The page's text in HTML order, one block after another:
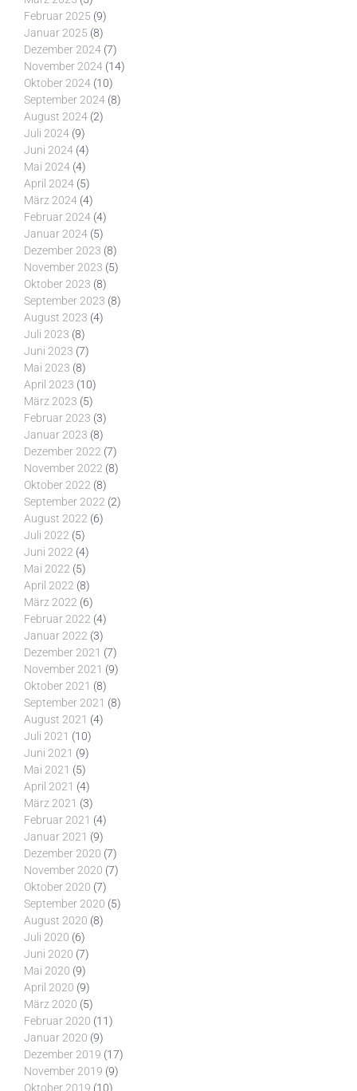
Februar 2025 (9)
Januar 2025 (8)
Dezember 2024 (7)
November 2024 (14)
Oktober 2024 (10)
September 2024 (8)
August 2024 (2)
Juli 2024 (9)
Juni 2024 (4)
Mai 2024 (4)
April 2024 (5)
März 2024 (4)
Februar 2024 (4)
Januar 2024 (5)
Dezember 2023 (8)
November 2023 (5)
Oktober 2023 (8)
September 2023 (8)
August 2023 (4)
Juli 2023 (8)
Juni 2023 (7)
Mai 2023 (8)
April 2023 (10)
März 2023 (5)
Februar 2023 (3)
Januar 2023 (8)
Dezember 2022 (7)
November 2022 (8)
Oktober 2022 (8)
September 2022 (2)
August 2022 (6)
Juli 2022 (5)
Juni 2022 (4)
Mai 2022 (5)
April 2022 (8)
März 2022 (6)
Februar 2022 (4)
Januar 2022 (3)
Dezember 2021 (7)
November 2021 (9)
Oktober 2021 (8)
September 2021 (8)
August 2021 (4)
Juli 2021 (10)
Juni 2021 (9)
Mai 2021 (5)
April 2021 (4)
März 2021 (3)
Februar 2021 (4)
Januar 2021 (9)
Dezember 2020 (7)
November 2020 (7)
Oktober 2020 (7)
September 2020 (5)
August 2020 (8)
Juli 2020 (6)
Juni 2020 (7)
Mai 2020 (9)
April 2020 (9)
März 2020 (5)
Februar 2020 (11)
Januar 2020 (9)
Dezember 2019 (17)
November 2019 (9)